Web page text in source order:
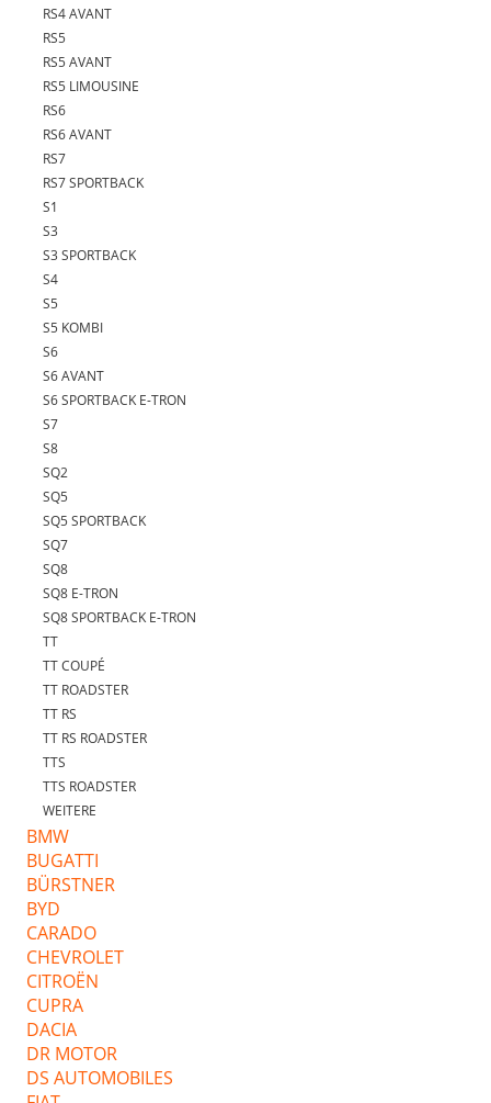
RS4 AVANT
RS5
RS5 AVANT
RS5 LIMOUSINE
RS6
RS6 AVANT
RS7
RS7 SPORTBACK
S1
S3
S3 SPORTBACK
S4
S5
S5 KOMBI
S6
S6 AVANT
S6 SPORTBACK E-TRON
S7
S8
SQ2
SQ5
SQ5 SPORTBACK
SQ7
SQ8
SQ8 E-TRON
SQ8 SPORTBACK E-TRON
TT
TT COUPÉ
TT ROADSTER
TT RS
TT RS ROADSTER
TTS
TTS ROADSTER
WEITERE
BMW
BUGATTI
BÜRSTNER
BYD
CARADO
CHEVROLET
CITROËN
CUPRA
DACIA
DR MOTOR
DS AUTOMOBILES